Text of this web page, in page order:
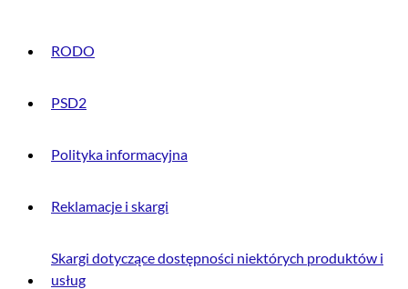
RODO
PSD2
Polityka informacyjna
Reklamacje i skargi
Skargi dotyczące dostępności niektórych produktów i
usług